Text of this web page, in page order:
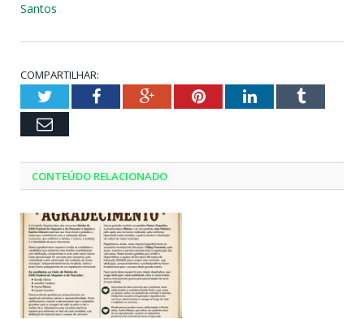
Santos
COMPARTILHAR:
TwitterFacebookGoogle+PinterestLinkedInTumblr
Email
CONTEÚDO RELACIONADO